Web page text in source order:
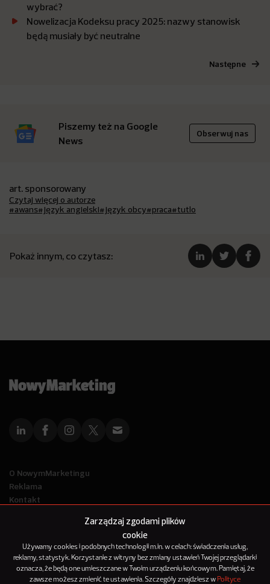
Zarządzaj zgodami plików
cookie
Używamy cookies i podobnych technologii m.in. w celach: świadczenia usług,
reklamy, statystyk. Korzystanie z witryny bez zmiany ustawień Twojej przeglądarki
oznacza, że będą one umieszczane w Twoim urządzeniu końcowym. Pamiętaj, że
zawsze możesz zmienić te ustawienia. Szczegóły znajdziesz w Polityce
wybrać?
Nowelizacja Kodeksu pracy 2025: nazwy stanowisk
będą musiały być neutralne
Następne
Piszemy też na Google
News
Obserwuj nas
art. sponsorowany
Czytaj więcej o autorze
#awans#język angielski#język obcy#praca#tutlo
Pokaż innym, co czytasz:
O NowymMarketingu
Reklama
Kontakt
© 2012-2025